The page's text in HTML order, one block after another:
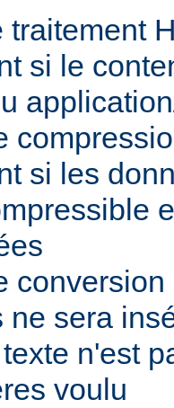
traitement
si le
si les
ne sera
n'est
voulu